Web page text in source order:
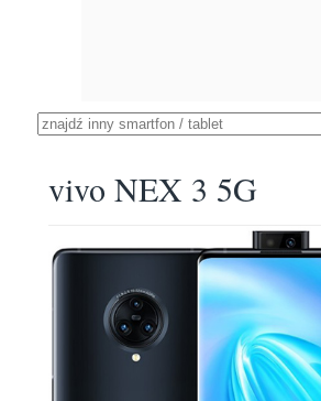
vivo NEX 3 5G